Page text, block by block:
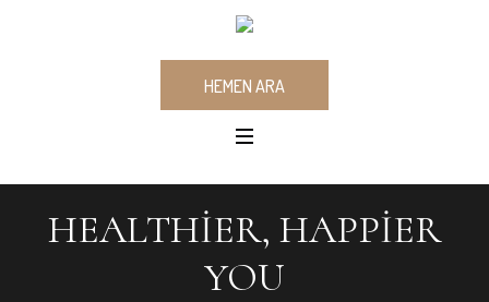
HEMEN ARA
HEALTHIER, HAPPIER
YOU